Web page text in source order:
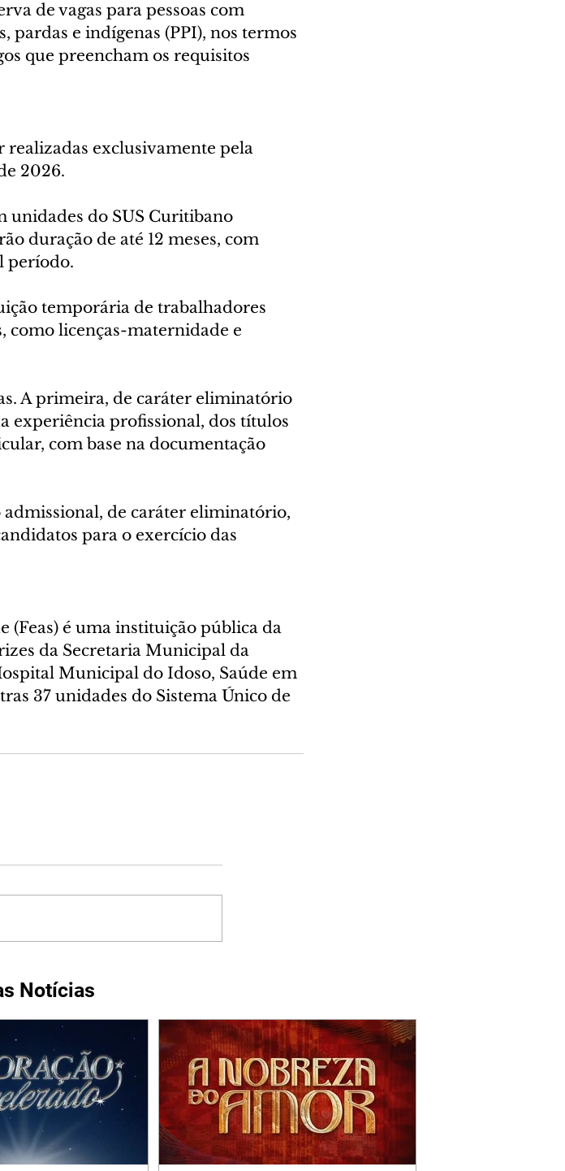
de vagas para pessoas com
pardas e indígenas (PPI), nos termos
que preencham os requisitos
realizadas exclusivamente pela
2026.
unidades do SUS Curitibano
duração de até 12 meses, com
período.
temporária de trabalhadores
como licenças-maternidade e
A primeira, de caráter eliminatório
experiência profissional, dos títulos
com base na documentação
admissional, de caráter eliminatório,
para o exercício das
(Feas) é uma instituição pública da
da Secretaria Municipal da
Municipal do Idoso, Saúde em
37 unidades do Sistema Único de
Notícias